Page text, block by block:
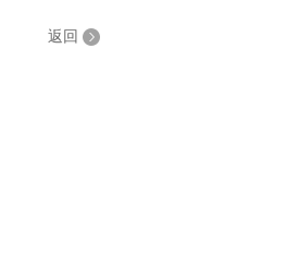
返回